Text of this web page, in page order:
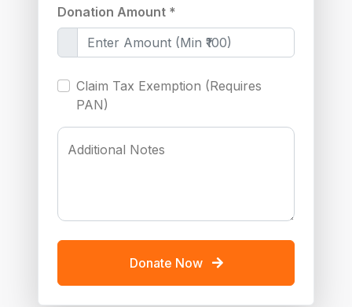
Donation Amount *
Claim Tax Exemption (Requires
PAN)
Additional Notes
Donate Now